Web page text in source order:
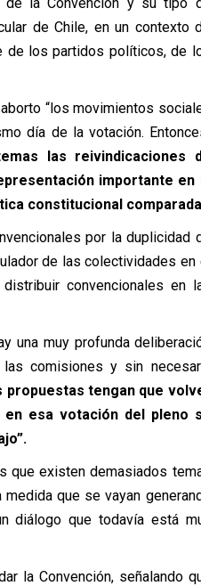
de Chile, en un contexto
de los partidos políticos, de
“los movimientos
día de la votación.
las reivindicaciones
importante en
constitucional
por la duplicidad
de las colectividades en
convencionales en
una muy profunda
comisiones y sin
propuestas tengan que
esa votación del pleno
que existen demasiados
que se vayan
diálogo que todavía está
la Convención, señalando